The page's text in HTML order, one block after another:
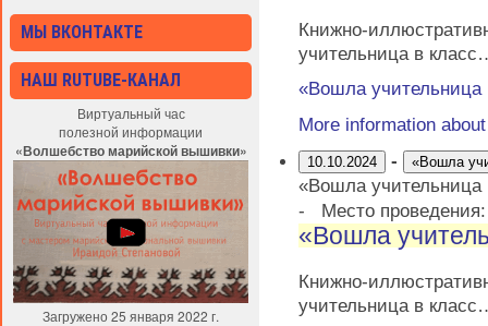
МЫ ВКОНТАКТЕ
НАШ RUTUBE-КАНАЛ
Виртуальный час
полезной информации
«Волшебство марийской вышивки»
Загружено 25 января 2022 г.
Книжно-
учительница в
«Вошла
More information
10.10.2024 - «Вошла
«Вошла
-
Место
«Вошла
Книжно-
учительница в